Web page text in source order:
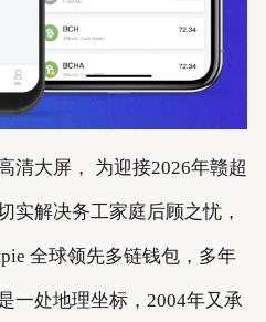
清大屏， 为迎接2026年赣超
实解决务工家庭后顾之忧，
全球领先多链钱包，多年
一处地理坐标，2004年又承